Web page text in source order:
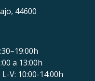
44600
a 13:00h
V: 10:00-14:00h